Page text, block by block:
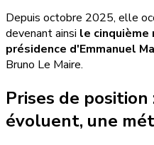
Depuis octobre 2025, elle
devenant ainsi le cinquième
présidence d'Emmanuel
Bruno Le Maire.
Prises de position
évoluent, une